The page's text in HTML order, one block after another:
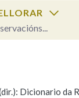
Dicionario da